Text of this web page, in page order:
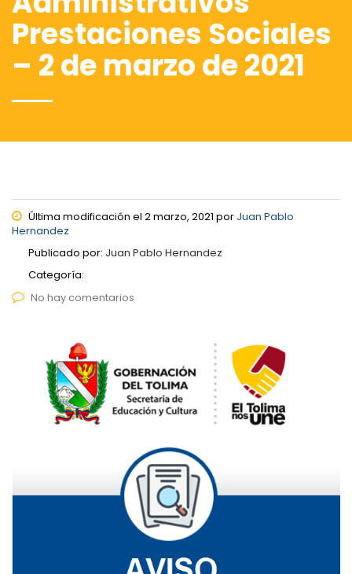
Prestaciones Sociales
– 2 de marzo de 2021
Última modificación el 2 marzo, 2021 por Juan Pablo
Hernandez
Publicado por: Juan Pablo Hernandez
Categoría:
No hay comentarios